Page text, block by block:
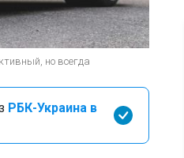
но всегда
РБК-Украина в